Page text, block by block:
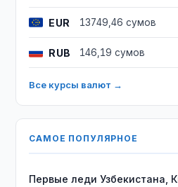
EUR 13749,46 сумов
RUB 146,19 сумов
Все курсы валют →
САМОЕ ПОПУЛЯРНОЕ
Первые леди Узбекистана,